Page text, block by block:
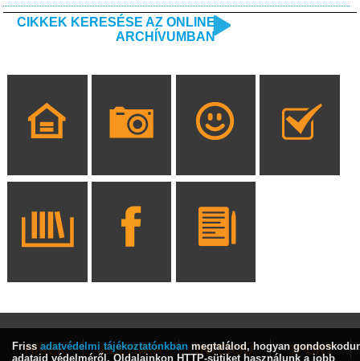
CIKKEK KERESÉSE AZ ONLINE
ARCHÍVUMBAN
HÍREK KULTÚRA INTERJÚ SPORT
Friss adatvédelmi tájékoztatónkban megtalálod, hogyan
adataid védelméről. Oldalainkon HTTP-sütiket használunk a jobb